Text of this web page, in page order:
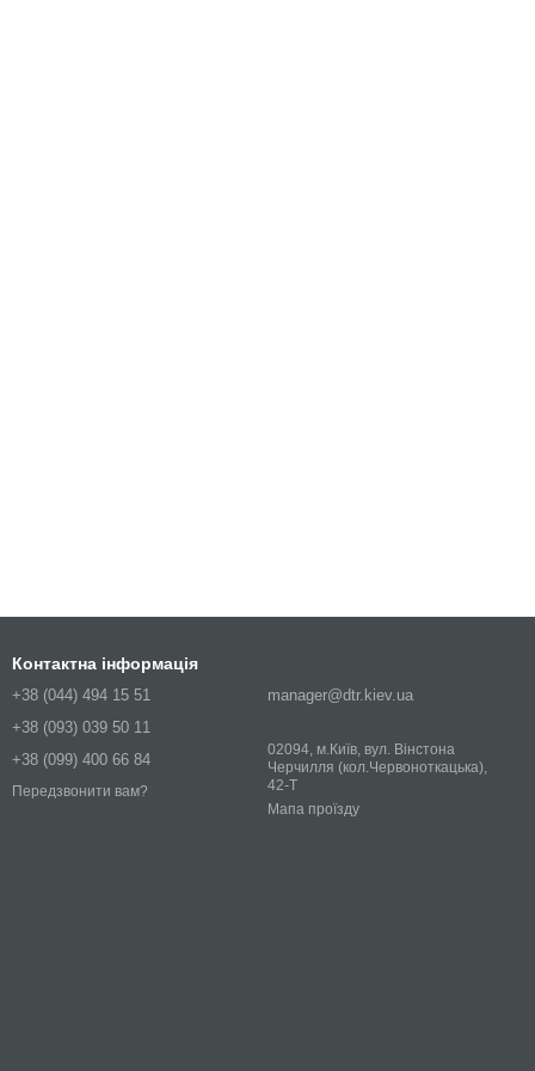
Контактна інформація
+38 (044) 494 15 51
+38 (093) 039 50 11
+38 (099) 400 66 84
Передзвонити вам?
manager@dtr.kiev.ua
02094, м.Київ, вул. Вінстона
Черчилля (кол.Червоноткацька),
42-Т
Мапа проїзду